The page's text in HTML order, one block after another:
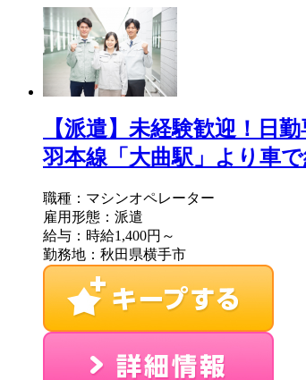
【派遣】未経験歓迎！日
羽本線「大曲駅」より車
職種：マシンオペレーター
雇用形態：派遣
給与：時給1,400円～
勤務地：秋田県横手市